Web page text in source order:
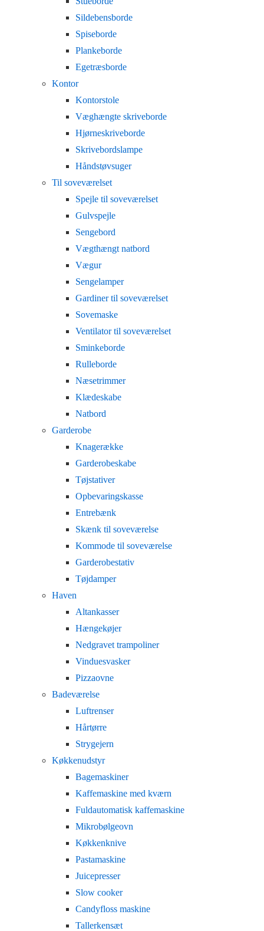
Sildebensborde
Spiseborde
Plankeborde
Egetræsborde
Kontor
Kontorstole
Væghængte skriveborde
Hjørneskriveborde
Skrivebordslampe
Håndstøvsuger
Til soveværelset
Spejle til soveværelset
Gulvspejle
Sengebord
Vægthængt natbord
Vægur
Sengelamper
Gardiner til soveværelset
Sovemaske
Ventilator til soveværelset
Sminkeborde
Rulleborde
Næsetrimmer
Klædeskabe
Natbord
Garderobe
Knagerække
Garderobeskabe
Tøjstativer
Opbevaringskasse
Entrebænk
Skænk til soveværelse
Kommode til soveværelse
Garderobestativ
Tøjdamper
Haven
Altankasser
Hængekøjer
Nedgravet trampoliner
Vinduesvasker
Pizzaovne
Badeværelse
Luftrenser
Hårtørre
Strygejern
Køkkenudstyr
Bagemaskiner
Kaffemaskine med kværn
Fuldautomatisk kaffemaskine
Mikrobølgeovn
Køkkenknive
Pastamaskine
Juicepresser
Slow cooker
Candyfloss maskine
Tallerkensæt